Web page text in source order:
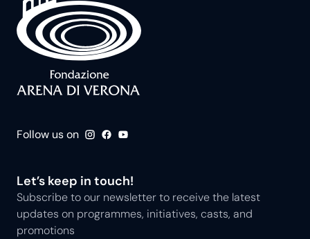
Follow us on
Let’s keep in touch!
Subscribe to our newsletter to receive the latest
updates on programmes, initiatives, casts, and
promotions